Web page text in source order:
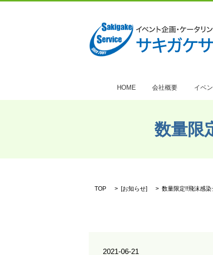
HOME 会社概要 イベ
数量限
TOP [お知らせ] 数量限定!!飛沫感染
2021-06-21